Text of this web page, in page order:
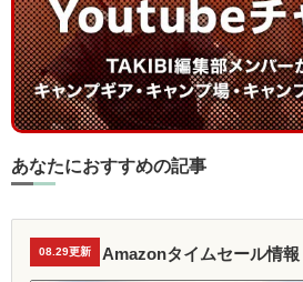
あなたにおすすめの記事
08.29更新 Amazonタイムセール情報